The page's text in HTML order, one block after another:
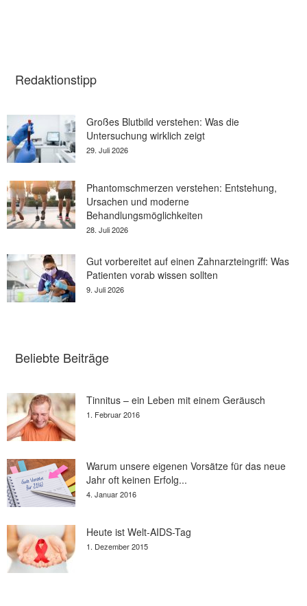
Redaktionstipp
Großes Blutbild verstehen: Was die
Untersuchung wirklich zeigt
29. Juli 2026
Phantomschmerzen verstehen: Entstehung,
Ursachen und moderne
Behandlungsmöglichkeiten
28. Juli 2026
Gut vorbereitet auf einen Zahnarzteingriff: Was
Patienten vorab wissen sollten
9. Juli 2026
Beliebte Beiträge
Tinnitus – ein Leben mit einem Geräusch
1. Februar 2016
Warum unsere eigenen Vorsätze für das neue
Jahr oft keinen Erfolg...
4. Januar 2016
Heute ist Welt-AIDS-Tag
1. Dezember 2015